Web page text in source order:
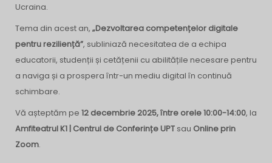
Ucraina.
Tema din acest an, „Dezvoltarea competențelor digitale
pentru reziliență”, subliniază necesitatea de a echipa
educatorii, studenții și cetățenii cu abilitățile necesare pentru
a naviga și a prospera într-un mediu digital în continuă
schimbare.
Vă așteptăm pe 12 decembrie 2025, între orele 10:00-14:00, la
Amfiteatrul K1 | Centrul de Conferințe UPT sau Online prin
Zoom.